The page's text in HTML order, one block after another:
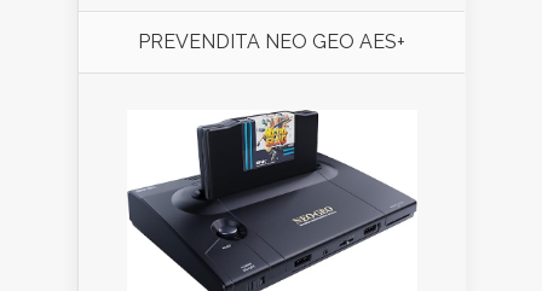
PREVENDITA NEO GEO AES+